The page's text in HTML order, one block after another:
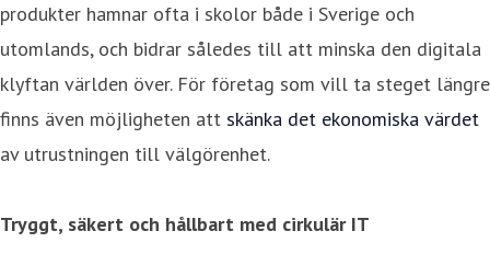
produkter hamnar ofta i skolor både i Sverige och
utomlands, och bidrar således till att minska den digitala
klyftan världen över. För företag som vill ta steget längre
finns även möjligheten att skänka det ekonomiska värdet
av utrustningen till välgörenhet.
Tryggt, säkert och hållbart med cirkulär IT